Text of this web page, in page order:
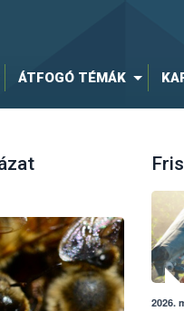
ÁTFOGÓ TÉMÁK
2026.